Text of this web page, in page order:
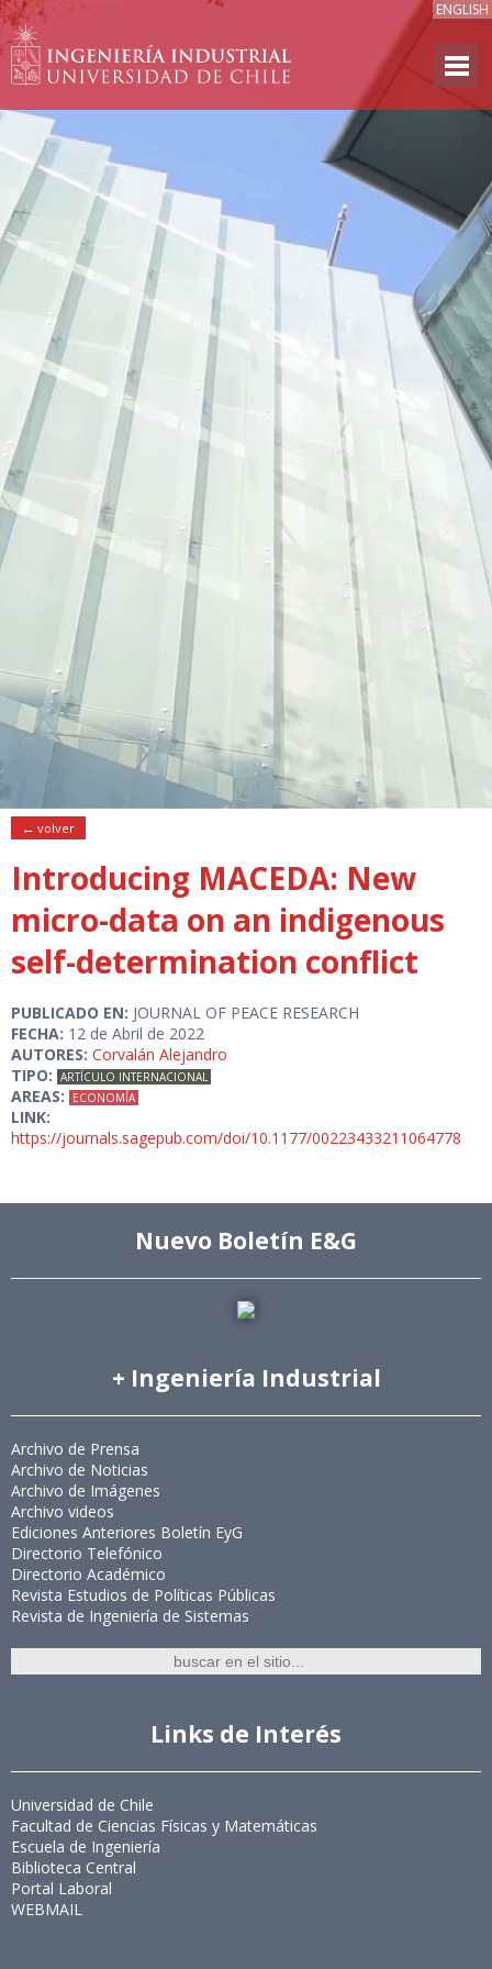
ENGLISH
← volver
Introducing MACEDA: New
micro-data on an indigenous
self-determination conflict
PUBLICADO EN: JOURNAL OF PEACE RESEARCH
FECHA: 12 de Abril de 2022
AUTORES: Corvalán Alejandro
TIPO: ARTÍCULO INTERNACIONAL
AREAS: ECONOMÍA
LINK:
https://journals.sagepub.com/doi/10.1177/00223433211064778
Nuevo Boletín E&G
+ Ingeniería Industrial
Archivo de Prensa
Archivo de Noticias
Archivo de Imágenes
Archivo videos
Ediciones Anteriores Boletín EyG
Directorio Telefónico
Directorio Académico
Revista Estudios de Políticas Públicas
Revista de Ingeniería de Sistemas
Links de Interés
Universidad de Chile
Facultad de Ciencias Físicas y Matemáticas
Escuela de Ingeniería
Biblioteca Central
Portal Laboral
WEBMAIL